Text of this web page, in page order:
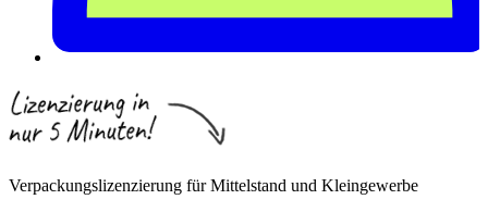
Verpackungslizenzierung für Mittelstand und Kleingewerbe